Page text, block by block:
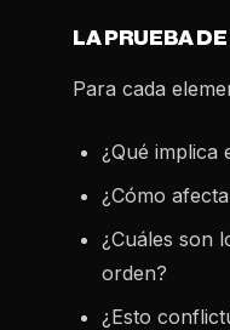
LA PRUEBA
Para cada
¿Qué implica
¿Cómo
¿Cuáles son
orden?
¿Esto